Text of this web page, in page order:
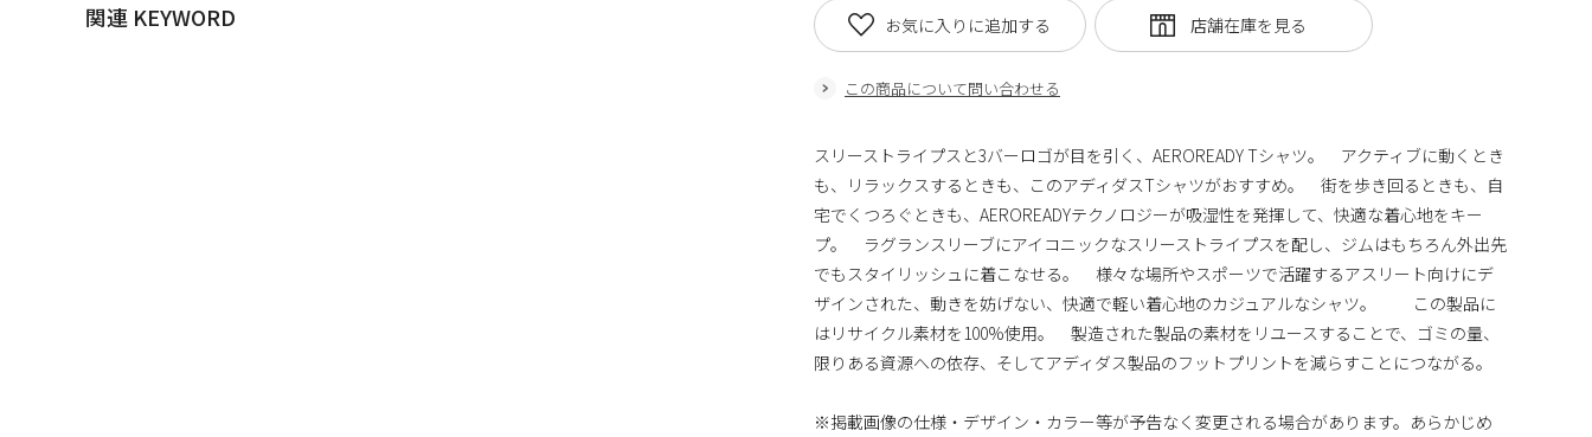
関連 KEYWORD
この商品について問い合わせる
お気に入りに追加する
スリーストライプスと3バーロゴが目を引く、AEROREADY Tシャツ。 アクティブに動くとき
も、リラックスするときも、このアディダスTシャツがおすすめ。 街を歩き回るときも、自
宅でくつろぐときも、AEROREADYテクノロジーが吸湿性を発揮して、快適な着心地をキー
プ。 ラグランスリーブにアイコニックなスリーストライプスを配し、ジムはもちろん外出先
でもスタイリッシュに着こなせる。 様々な場所やスポーツで活躍するアスリート向けにデ
ザインされた、動きを妨げない、快適で軽い着心地のカジュアルなシャツ。 この製品に
はリサイクル素材を100%使用。 製造された製品の素材をリユースすることで、ゴミの量、
限りある資源への依存、そしてアディダス製品のフットプリントを減らすことにつながる。
※掲載画像の仕様・デザイン・カラー等が予告なく変更される場合があります。あらかじめ